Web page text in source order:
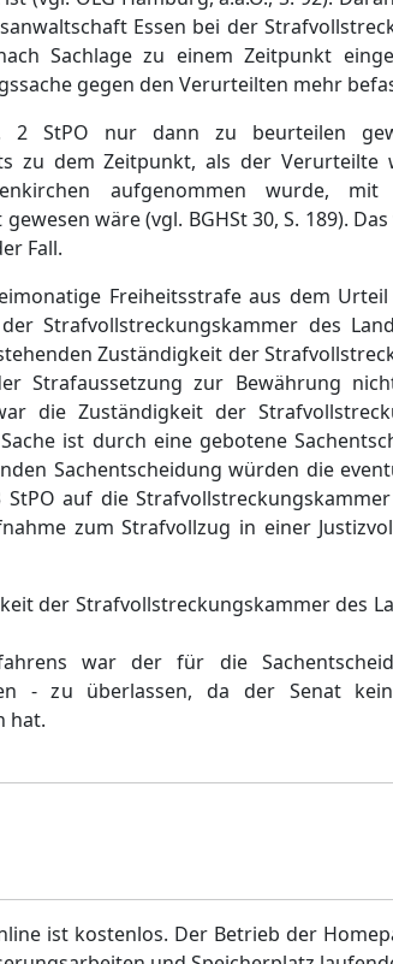
Essen bei der
Sachlage zu einem Zeitpunkt
gegen den Verurteilten mehr
StPO nur dann zu beurteilen
zu dem Zeitpunkt, als der Verurteilte
aufgenommen wurde,
wäre (vgl. BGHSt 30, S. 189).
Fall.
Freiheitsstrafe aus dem
Strafvollstreckungskammer des
Zuständigkeit der
Strafaussetzung zur Bewährung
die Zuständigkeit der
ist durch eine gebotene
Sachentscheidung würden die
auf die
zum Strafvollzug in einer
der Strafvollstreckungskammer des
war der für die
- zu überlassen, da der Senat
hat.
ist kostenlos. Der Betrieb der